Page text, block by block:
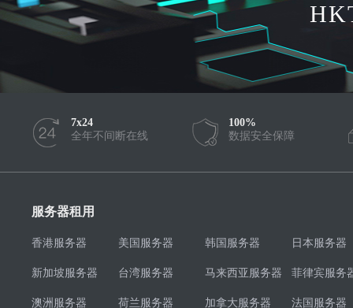
7x24
全年不间断在线
100%
数据安全保障
服务器租用
香港服务器 美国服务器 韩国服务器 日本服务器
新加坡服务器 台湾服务器 马来西亚服务器 菲律宾服务
澳洲服务器 荷兰服务器 加拿大服务器 法国服务器